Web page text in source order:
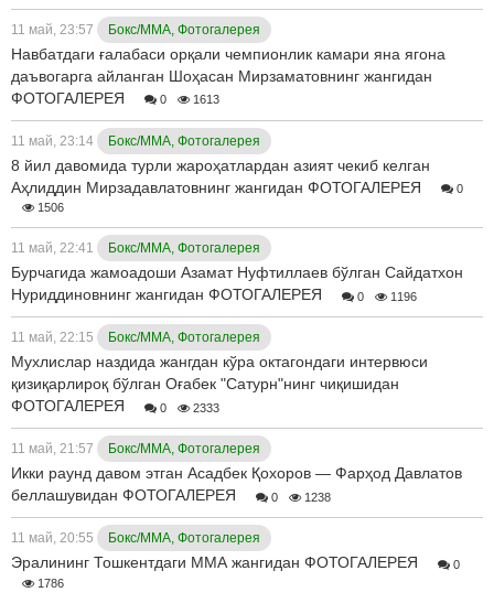
11 май, 23:57 Бокс/ММА, Фотогалерея
Навбатдаги ғалабаси орқали чемпионлик камари яна ягона
даъвогарга айланган Шоҳасан Мирзаматовнинг жангидан
ФОТОГАЛЕРЕЯ
0 1613
11 май, 23:14 Бокс/ММА, Фотогалерея
8 йил давомида турли жароҳатлардан азият чекиб келган
Аҳлиддин Мирзадавлатовнинг жангидан ФОТОГАЛЕРЕЯ
0
1506
11 май, 22:41 Бокс/ММА, Фотогалерея
Бурчагида жамоадоши Азамат Нуфтиллаев бўлган Сайдатхон
Нуриддиновнинг жангидан ФОТОГАЛЕРЕЯ
0 1196
11 май, 22:15 Бокс/ММА, Фотогалерея
Мухлислар наздида жангдан кўра октагондаги интервюси
қизиқарлироқ бўлган Оғабек "Сатурн"нинг чиқишидан
ФОТОГАЛЕРЕЯ
0 2333
11 май, 21:57 Бокс/ММА, Фотогалерея
Икки раунд давом этган Асадбек Қохоров — Фарҳод Давлатов
беллашувидан ФОТОГАЛЕРЕЯ
0 1238
11 май, 20:55 Бокс/ММА, Фотогалерея
Эралининг Тошкентдаги ММА жангидан ФОТОГАЛЕРЕЯ
0
1786